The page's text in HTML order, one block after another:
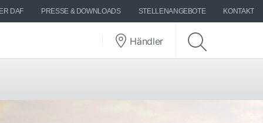
DAF PRESSE & DOWNLOADS STELLENANGEBOTE KONTAKT
Händler